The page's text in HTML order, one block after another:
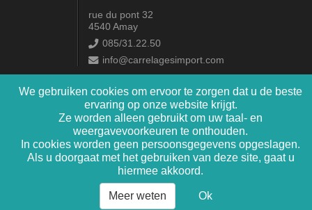
We gebruiken cookies om ervoor te zorgen dat u de beste
ervaring op onze website krijgt.
Ze worden alleen gebruikt om uw taal- en
weergavevoorkeuren te onthouden.
In cookies worden geen persoonsgegevens opgeslagen.
Als u doorgaat met het gebruiken van deze site, gaat u
hiermee akkoord.
Meer weten Ok
rue du pont 32
4540 Amay
085/31.22.50
info@carrelagesimport.com
2.16.2.0
Copyright © 2009-2025 Daniel Pire Informatique srl